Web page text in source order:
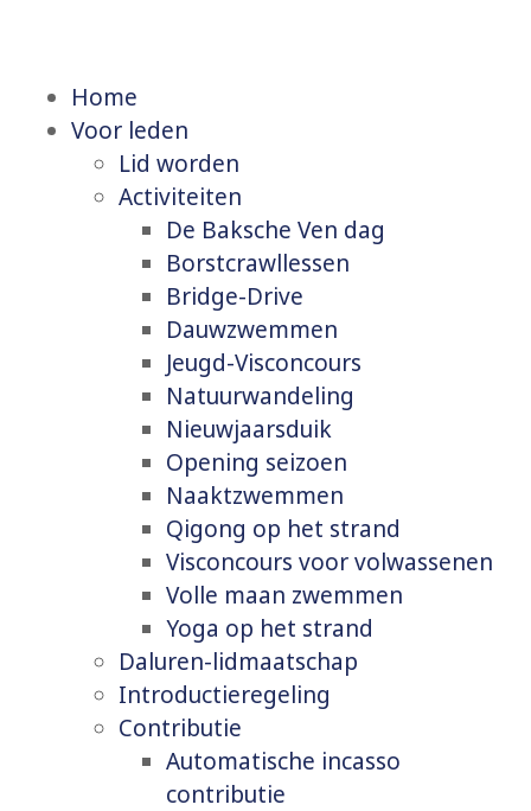
Home
Voor leden
Lid worden
Activiteiten
De Baksche Ven dag
Borstcrawllessen
Bridge-Drive
Dauwzwemmen
Jeugd-Visconcours
Natuurwandeling
Nieuwjaarsduik
Opening seizoen
Naaktzwemmen
Qigong op het strand
Visconcours voor volwassenen
Volle maan zwemmen
Yoga op het strand
Daluren-lidmaatschap
Introductieregeling
Contributie
Automatische incasso
contributie